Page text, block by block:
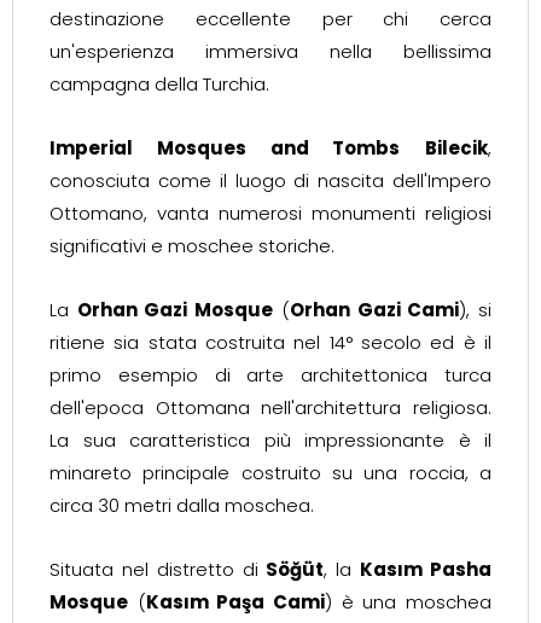
destinazione eccellente per chi cerca
un'esperienza immersiva nella bellissima
campagna della Turchia.
Imperial Mosques and Tombs Bilecik,
conosciuta come il luogo di nascita dell'Impero
Ottomano, vanta numerosi monumenti religiosi
significativi e moschee storiche.
La Orhan Gazi Mosque (Orhan Gazi Cami), si
ritiene sia stata costruita nel 14° secolo ed è il
primo esempio di arte architettonica turca
dell'epoca Ottomana nell'architettura religiosa.
La sua caratteristica più impressionante è il
minareto principale costruito su una roccia, a
circa 30 metri dalla moschea.
Situata nel distretto di Söğüt, la Kasım Pasha
Mosque (Kasım Paşa Cami) è una moschea